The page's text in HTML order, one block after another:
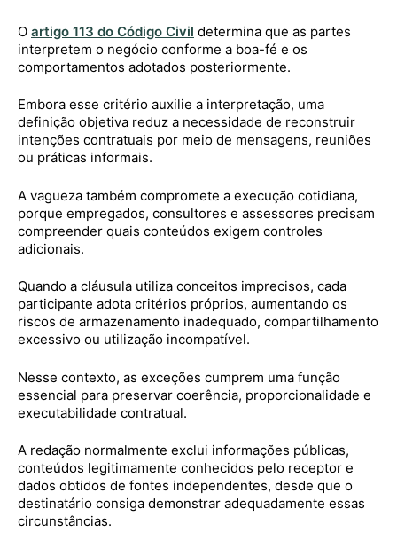
O artigo 113 do Código Civil determina que as partes
interpretem o negócio conforme a boa-fé e os
comportamentos adotados posteriormente.
Embora esse critério auxilie a interpretação, uma
definição objetiva reduz a necessidade de reconstruir
intenções contratuais por meio de mensagens, reuniões
ou práticas informais.
A vagueza também compromete a execução cotidiana,
porque empregados, consultores e assessores precisam
compreender quais conteúdos exigem controles
adicionais.
Quando a cláusula utiliza conceitos imprecisos, cada
participante adota critérios próprios, aumentando os
riscos de armazenamento inadequado, compartilhamento
excessivo ou utilização incompatível.
Nesse contexto, as exceções cumprem uma função
essencial para preservar coerência, proporcionalidade e
executabilidade contratual.
A redação normalmente exclui informações públicas,
conteúdos legitimamente conhecidos pelo receptor e
dados obtidos de fontes independentes, desde que o
destinatário consiga demonstrar adequadamente essas
circunstâncias.